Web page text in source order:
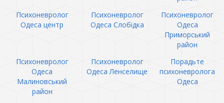
Психоневролог
Одеса центр
Психоневролог
Одеса Слобідка
Психоневролог
Одеса
Приморський
район
Психоневролог
Одеса
Малиновський
район
Психоневролог
Одеса Ленселище
Порадьте
психоневролога
Одеса